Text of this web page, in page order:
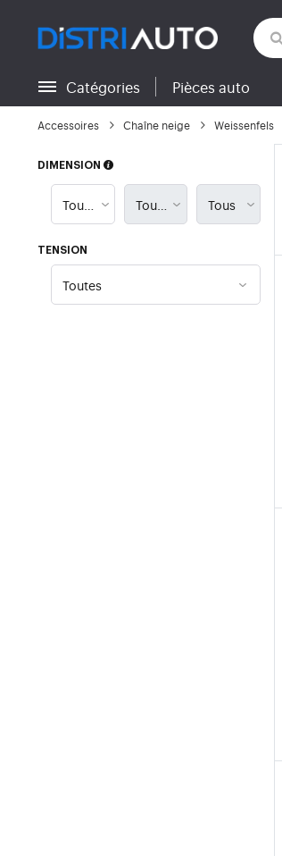
Retour aux catégories
Catégories Pièces auto
Accessoires Chaîne neige Weissenfels
DIMENSION
TENSION